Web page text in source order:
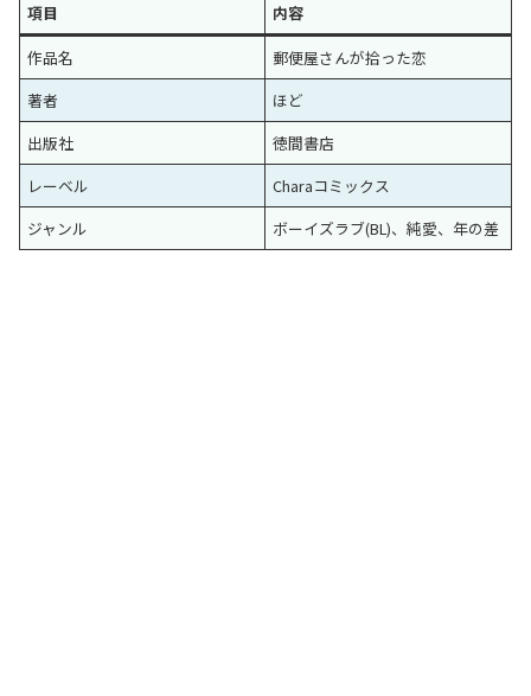
項目
内容
作品名
郵便屋さんが拾った恋
著者
ほど
出版社
徳間書店
レーベル
Charaコミックス
ジャンル
ボーイズラブ(BL)、純愛、年の差